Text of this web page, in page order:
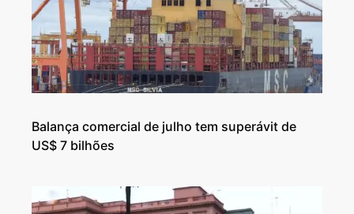
Balança comercial de julho tem superávit de
US$ 7 bilhões